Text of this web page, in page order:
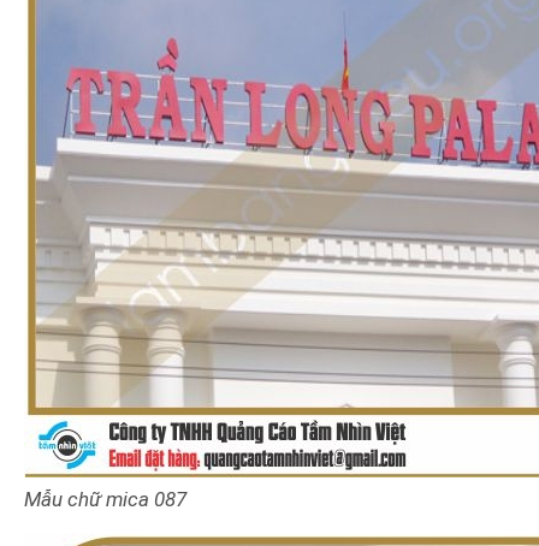
Mẫu chữ mica 087